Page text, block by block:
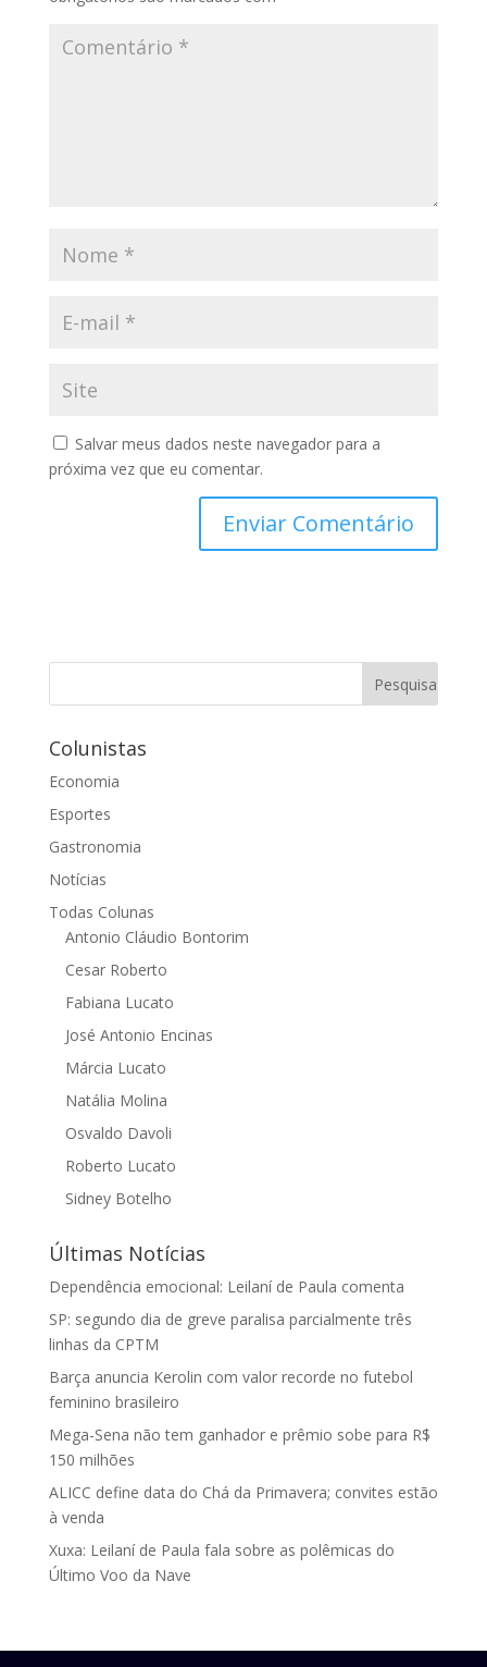
Salvar meus dados neste navegador para a
próxima vez que eu comentar.
Colunistas
Economia
Esportes
Gastronomia
Notícias
Todas Colunas
Antonio Cláudio Bontorim
Cesar Roberto
Fabiana Lucato
José Antonio Encinas
Márcia Lucato
Natália Molina
Osvaldo Davoli
Roberto Lucato
Sidney Botelho
Últimas Notícias
Dependência emocional: Leilaní de Paula comenta
SP: segundo dia de greve paralisa parcialmente três
linhas da CPTM
Barça anuncia Kerolin com valor recorde no futebol
feminino brasileiro
Mega-Sena não tem ganhador e prêmio sobe para R$
150 milhões
ALICC define data do Chá da Primavera; convites estão
à venda
Xuxa: Leilaní de Paula fala sobre as polêmicas do
Último Voo da Nave